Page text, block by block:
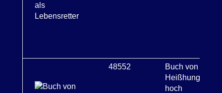
48552
Buch von
Heißhunger
hoch